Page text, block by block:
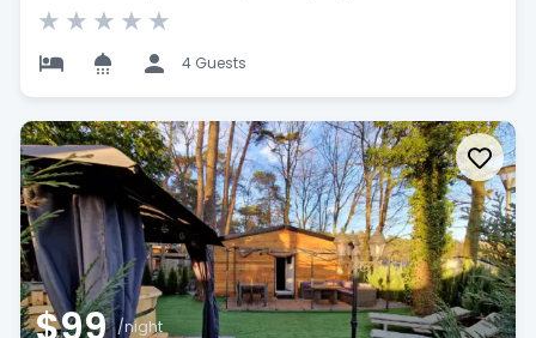
★ ★ ★ ★ ★
4 Guests
$99 /night